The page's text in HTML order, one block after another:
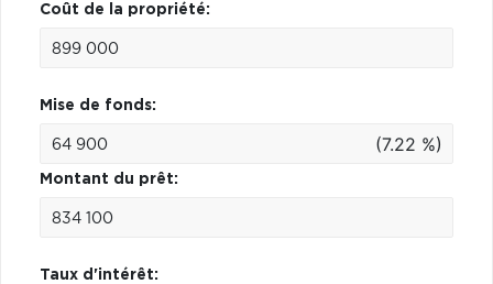
Coût de la propriété:
Mise de fonds:
(7.22 %)
Montant du prêt:
Taux d'intérêt: